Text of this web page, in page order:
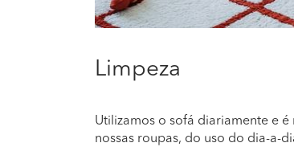
Limpeza
Utilizamos o sofá diariamente e
nossas roupas, do uso do dia-a-